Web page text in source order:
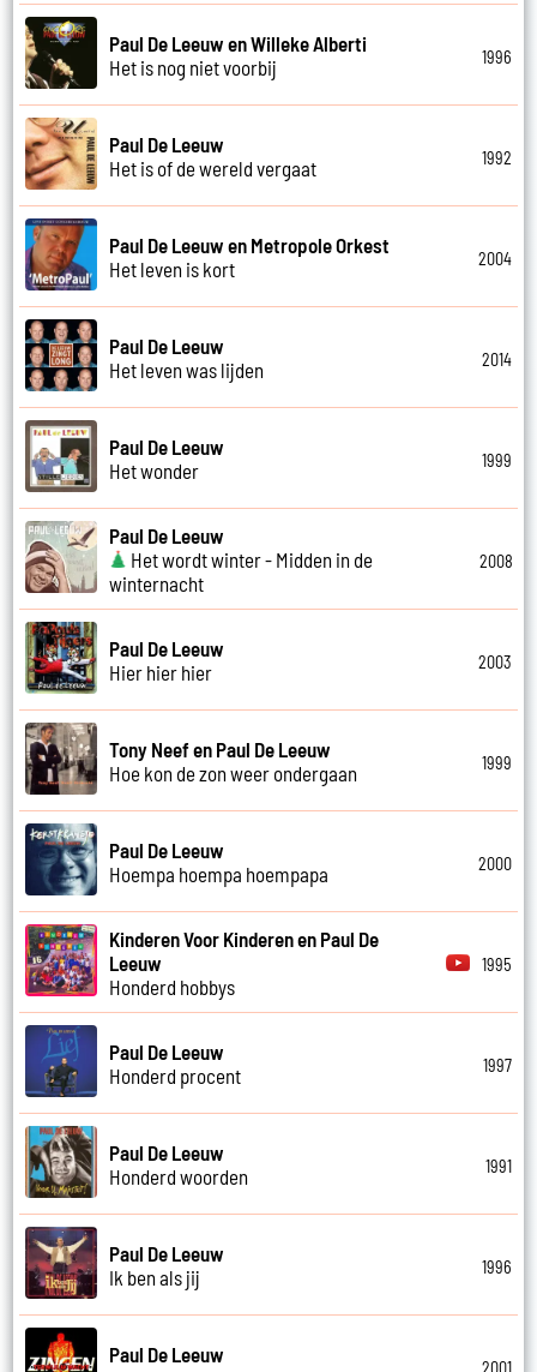
Paul De Leeuw en Willeke Alberti
Het is nog niet voorbij
1996
Paul De Leeuw
Het is of de wereld vergaat
1992
Paul De Leeuw en Metropole Orkest
Het leven is kort
2004
Paul De Leeuw
Het leven was lijden
2014
Paul De Leeuw
Het wonder
1999
Paul De Leeuw
Het wordt winter - Midden in de
winternacht
2008
Paul De Leeuw
Hier hier hier
2003
Tony Neef en Paul De Leeuw
Hoe kon de zon weer ondergaan
1999
Paul De Leeuw
Hoempa hoempa hoempapa
2000
Kinderen Voor Kinderen en Paul De
Leeuw
Honderd hobbys
1995
Paul De Leeuw
Honderd procent
1997
Paul De Leeuw
Honderd woorden
1991
Paul De Leeuw
Ik ben als jij
1996
Paul De Leeuw
2001